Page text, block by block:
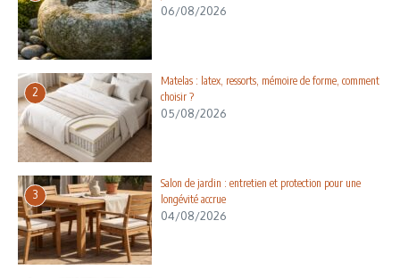
06/08/2026
2
Matelas : latex, ressorts, mémoire de forme, comment
choisir ?
05/08/2026
3
Salon de jardin : entretien et protection pour une
longévité accrue
04/08/2026